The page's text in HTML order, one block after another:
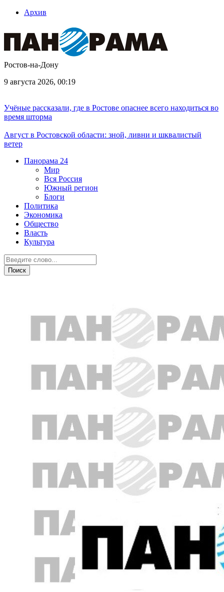
Архив
Ростов-на-Дону
9 августа 2026, 00:19
Учёные рассказали, где в Ростове опаснее всего находиться во
время шторма
Август в Ростовской области: зной, ливни и шквалистый
ветер
Панорама 24
Мир
Вся Россия
Южный регион
Блоги
Политика
Экономика
Общество
Власть
Культура